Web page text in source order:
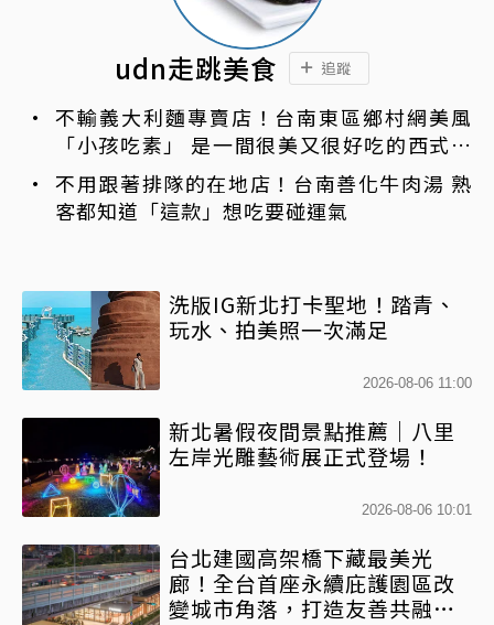
udn走跳美食 追蹤
不輸義大利麵專賣店！台南東區鄉村網美風
「小孩吃素」 是一間很美又很好吃的西式素
食
不用跟著排隊的在地店！台南善化牛肉湯 熟
客都知道「這款」想吃要碰運氣
洗版IG新北打卡聖地！踏青、
玩水、拍美照一次滿足
2026-08-06 11:00
新北暑假夜間景點推薦｜八里
左岸光雕藝術展正式登場！
2026-08-06 10:01
台北建國高架橋下藏最美光
廊！全台首座永續庇護園區改
變城市角落，打造友善共融新